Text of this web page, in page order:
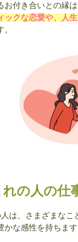
お付き合いとの縁
ックな恋愛や、人
の人の仕
は、さまざまなこ
かな感性を持ちます